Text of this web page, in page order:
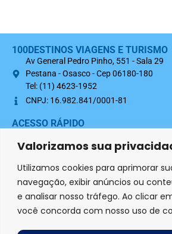
Valorizamos sua
Utilizamos cookies para aprimorar
navegação, exibir anúncios ou
e analisar nosso tráfego. Ao clicar
você concorda com nosso uso de
100DESTINOS VIAGENS E TURISMO
Av General Pedro Pinho, 551 - Sala 29
Pestana - Osasco - Cep 06180-180
Tel: (11) 4623-1952
CNPJ: 16.982.841/0001-81
ACESSO RÁPIDO
SIGA-NOS NAS REDES SOCIAIS